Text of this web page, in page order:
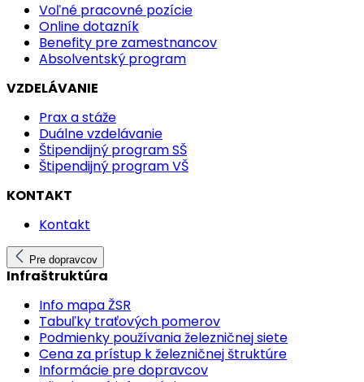
Voľné pracovné pozície
Online dotazník
Benefity pre zamestnancov
Absolventský program
VZDELÁVANIE
Prax a stáže
Duálne vzdelávanie
Štipendijný program SŠ
Štipendijný program VŠ
KONTAKT
Kontakt
Pre dopravcov
Infraštruktúra
Info mapa ŽSR
Tabuľky traťových pomerov
Podmienky používania železničnej siete
Cena za prístup k železničnej štruktúre
Informácie pre dopravcov